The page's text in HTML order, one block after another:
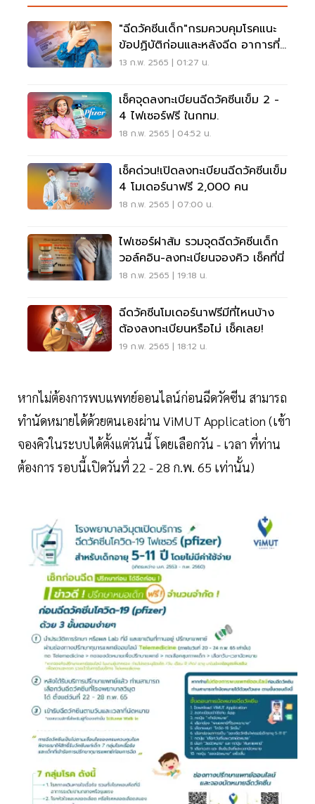
"ฉีดวัคซีนเด็ก"กรมควบคุมโรคแนะ
ข้อปฏิบัติก่อนและหลังฉีด อาการที่
พบบ่อย
13 ก.พ. 2565 | 01:27 น.
เช็คจุดลงทะเบียนฉีดวัคซีนเข็ม 2 -
4 ไฟเซอร์ฟรี ในกทม.
18 ก.พ. 2565 | 04:52 น.
เช็คด่วน!เปิดลงทะเบียนฉีดวัคซีนเข็ม
4 โมเดอร์นาฟรี 2,000 คน
18 ก.พ. 2565 | 07:00 น.
ไฟเซอร์ฝาส้ม รวมจุดฉีดวัคซีนเด็ก
วอล์คอิน-ลงทะเบียนจองคิว เช็คที่นี่
18 ก.พ. 2565 | 19:18 น.
ฉีดวัคซีนโมเดอร์นาฟรีมีที่ไหนบ้าง
ต้องลงทะเบียนหรือไม่ เช็คเลย!
19 ก.พ. 2565 | 18:12 น.
หากไม่ต้องการพบแพทย์ออนไลน์ก่อนฉีดวัคซีน สามารถ
ทำนัดหมายได้ด้วยตนเองผ่าน ViMUT Application (เข้า
จองคิวในระบบได้ตั้งแต่วันนี้ โดยเลือกวัน - เวลา ที่ท่าน
ต้องการ รอบนี้เปิดวันที่ 22 - 28 ก.พ. 65 เท่านั้น)